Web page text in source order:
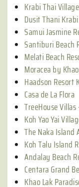
Krabi Thai
Dusit Thani
Samui Jasmine
Santiburi Beach
Melati Beach
Moracea by
Haadson Resort
Casa de La Flora
TreeHouse Villas
Koh Yao Yai
The Naka Island
Koh Talu Island
Andalay Beach
Centara Grand
Khao Lak